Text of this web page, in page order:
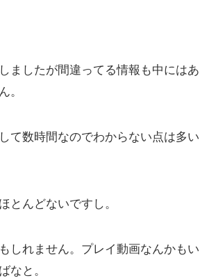
ましたが間違ってる情報も中にはあ
。
て数時間なのでわからない点は多い
とんどないですし。
しれません。プレイ動画なんかもい
なと。